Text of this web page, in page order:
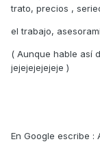
trato, precios ,
el trabajo,
( Aunque hable así
jejejejejejeje )
En Google escribe :